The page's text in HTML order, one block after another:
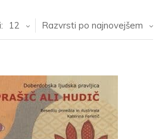
Razvrsti po najnovejšem
12